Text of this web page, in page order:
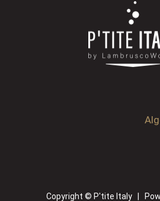
Copyright © P'tite Italy |